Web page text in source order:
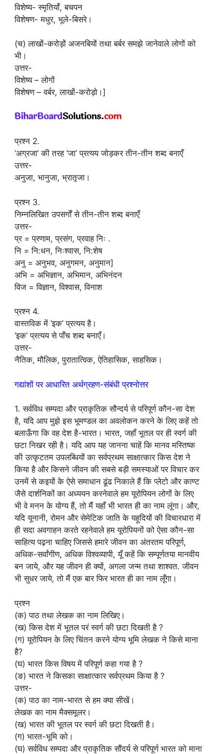
विशेष्य- स्मृतियाँ, बचपन
विशेषण- मधुर, भूले-बिसरे।
(च) लाखों-करोड़ों अजनबियों तथा बर्बर समझे जानेवाले लोगों को
भी।
उत्तर-
विशेष्य – लोगों
विशेषण – वर्बर, लाखों-करोड़ो।]
प्रश्न 2.
‘अग्रजा’ की तरह ‘जा’ प्रत्यय जोड़कर तीन-तीन शब्द बनाएँ
उत्तर-
अनुजा, भानुजा, भ्रातृजा।
प्रश्न 3.
निम्नलिखित उपसर्गों से तीन-तीन शब्द बनाएँ
उत्तर-
प्र = प्रणाम, प्रसंग, प्रवाह निः .
नि = नि:धन, निःश्वास, नि:शेष
अनु = अनुभव, अनुगमन, अनुमान]
अभि = अभिज्ञान, अभिमान, अभिनंदन
विज = विज्ञान, विश्वास, विनाश
प्रश्न 4.
वास्तविक में ‘इक’ प्रत्यय है।
‘इक’ प्रत्यय से पाँच शब्द बनाएँ।
उत्तर-
नैतिक, मौलिक, पुरातात्विक, ऐतिहासिक, साहसिक।
गद्यांशों पर आधारित अर्थग्रहण-संबंधी प्रश्नोत्तर
1. सर्वविध सम्पदा और प्राकृतिक सौन्दर्य से परिपूर्ण कौन-सा देश
है, यदि आप मुझे इस भूमण्डल का अवलोकन करने के लिए कहें तो
बलाऊँगा कि वह देश है-भारत। भारत, जहाँ भूतल पर ही स्वर्ग की
छटा निखर रही है। यदि आप यह जानना चाहें कि मानव मस्तिष्क
की उत्कृटतम उपलब्धियों का सर्वप्रथम साक्षात्कार किस देश ने
किया है और किसने जीवन की सबसे बड़ी समस्याओं पर विचार कर
उनमें से कइयों के ऐसे समाधान ढूंढ निकाले हैं कि प्लेटो और काण्ट
जैसे दार्शनिकों का अध्ययन करनेवाले हम यूरोपियन लोगों के लिए
भी वे मनन के योग्य हैं, तो मैं यहाँ भी भारत ही का नाम लूंगा। और,
यदि यूनानी, रोमन और सेमेटिक जाति के यहूदियों की विचारधारा में
ही सदा अवगाहन करते रहनेवाले हम यूरोपियनों को ऐसा कौन-सा
साहित्य पढ़ना चाहिए जिससे हमारे जीवन का अंतरतम परिपूर्ण,
अधिक-सर्वांगीण, अधिक विश्वव्यापी, यूँ कहें कि सम्पूर्णतया मानवीय
बन जाये, और यह जीवन ही क्यों, अगला जन्म तथा शाश्वत. जीवन
भी सुधर जाये, तो मैं एक बार फिर भारत ही का नाम लूँगा।
प्रश्न
(क) पाठ तथा लेखक का नाम लिखिए।
(ख) किस देश में भूतल परं स्वर्ग की छटा दिखती है ?
(ग) यूरोपियन के लिए चिंतन करने योग्य भूमि लेखक ने किसे माना
है?
(घ) भारत किस विषय में परिपूर्ण कहा गया है ?
(ङ) भारत ने किसका साक्षात्कार सर्वप्रथम किया है ?
उत्तर-
(क) पाठ का नाम-भारत से हम क्या सीखें।
लेखक का नाम मैक्समूलर।
(ख) भारत की भूतल पर स्वर्ग की छटा दिखती है।
(ग) भारत-भूमि को।
(घ) सर्वविध सम्पदा और प्राकृतिक सौंदर्य से परिपूर्ण भारत को माना